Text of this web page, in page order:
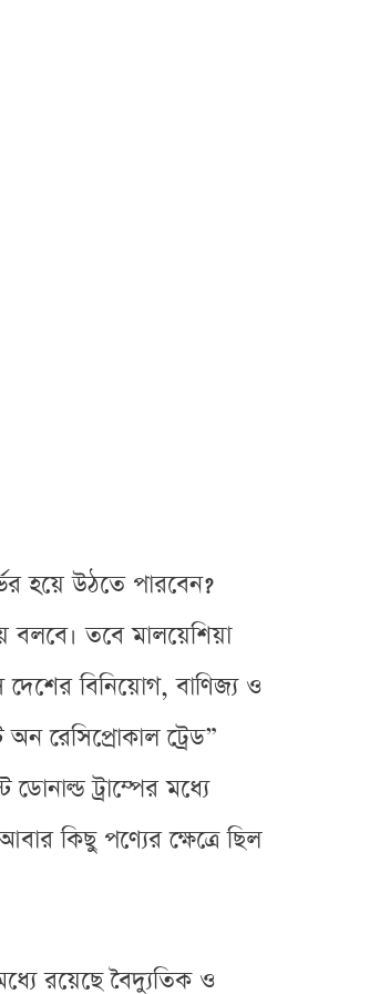
হয়ে উঠতে পারবেন?
বলবে। তবে মালয়েশিয়া
দেশের বিনিয়োগ, বাণিজ্য ও
অন রেসিপ্রোকাল ট্রেড”
ট্রাম্পের মধ্যে
কিছু পণ্যের ক্ষেত্রে ছিল
রয়েছে বৈদ্যুতিক ও